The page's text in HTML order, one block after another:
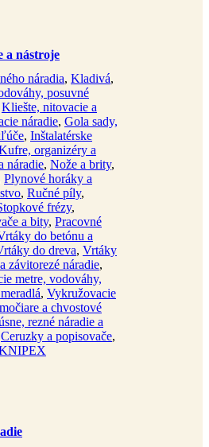
a nástroje
náradia, Kladivá,
posuvné
Kliešte, nitovacie a
náradie, Gola sady,
, Inštalatérske
organizéry a
náradie, Nože a brity,
Plynové horáky a
, Ručné píly,
frézy,
a bity, Pracovné
do betónu a
do dreva, Vrtáky
závitorezé náradie,
metre, vodováhy,
, Vykružovacie
a chvostové
rezné náradie a
Ceruzky a popisovače,